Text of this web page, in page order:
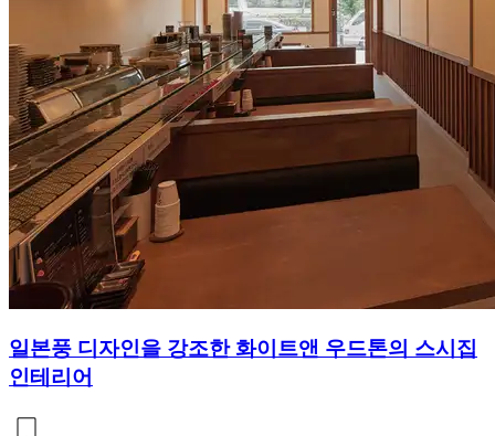
일본풍 디자인을 강조한 화이트앤 우드톤의 스시집
인테리어